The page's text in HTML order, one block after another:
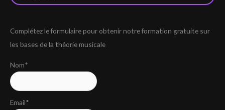
e
h
e
h
e
Complétez le formulaire pour obtenir notre formation gratuite sur
les bases de la théorie musicale
Nom*
Email*